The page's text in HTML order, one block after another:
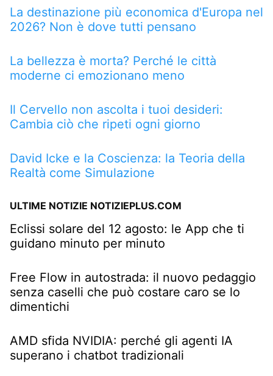
La destinazione più economica d'Europa nel
2026? Non è dove tutti pensano
La bellezza è morta? Perché le città
moderne ci emozionano meno
Il Cervello non ascolta i tuoi desideri:
Cambia ciò che ripeti ogni giorno
David Icke e la Coscienza: la Teoria della
Realtà come Simulazione
ULTIME NOTIZIE NOTIZIEPLUS.COM
Eclissi solare del 12 agosto: le App che ti
guidano minuto per minuto
Free Flow in autostrada: il nuovo pedaggio
senza caselli che può costare caro se lo
dimentichi
AMD sfida NVIDIA: perché gli agenti IA
superano i chatbot tradizionali